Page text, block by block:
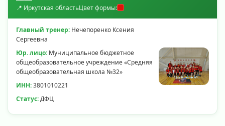
📍 Иркутская областьЦвет формы:
Главный тренер: Нечепоренко Ксения
Сергеевна
Юр. лицо: Муниципальное бюджетное
общеобразовательное учреждение «Средняя
общеобразовательная школа №32»
ИНН:3801010221
Статус:ДФЦ